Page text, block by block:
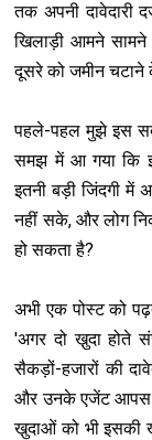
तक अपनी दावेदारी
खिलाड़ी आमने
दूसरे को जमीन चटाने
पहले-पहल मुझे इस
समझ में आ गया कि
इतनी बड़ी जिंदगी में
नहीं सके, और लोग
हो सकता है?
अभी एक पोस्ट को
'अगर दो खु़दा होते
सैकड़ों-हजारों की
और उनके एजेंट आपस
खु़दाओं को भी इसकी